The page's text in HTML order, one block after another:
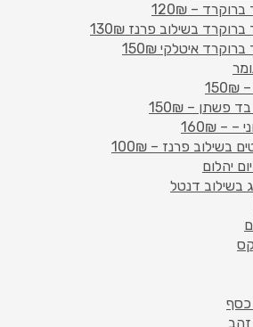
– 120₪
בשילוב פרנז 130₪
איטלקי 150₪
פשתן – 150₪
– 160₪
בשילוב פרנז – 100₪
יהלום
בשילוב דנטל
כסף